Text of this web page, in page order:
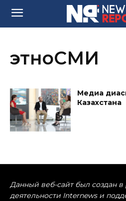
этноСМИ
Медиа
Казахстана
Данный веб-сайт был создан в
деятельности Internews и